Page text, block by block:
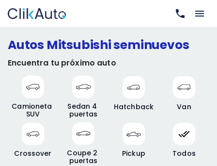
Autos Mitsubishi seminuevos
Encuentra tu próximo auto
Camioneta
SUV
Sedan 4
puertas
Hatchback Van
Crossover
Coupe 2
puertas
Pickup Todos